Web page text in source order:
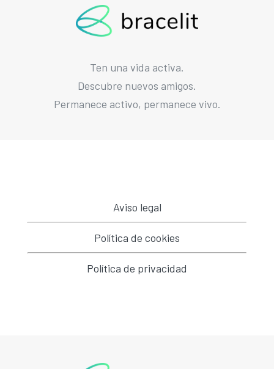
Ten una vida activa.
Descubre nuevos amigos.
Permanece activo, permanece vivo.
Aviso legal
Política de cookies
Política de privacidad